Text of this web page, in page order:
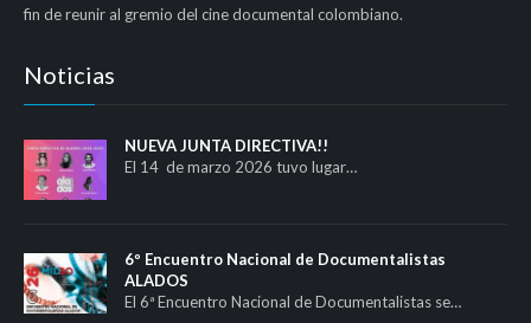
fin de reunir al gremio del cine documental colombiano.
Noticias
NUEVA JUNTA DIRECTIVA!!
El 14 de marzo 2026 tuvo lugar…
6º Encuentro Nacional de Documentalistas
ALADOS
El 6ª Encuentro Nacional de Documentalistas se…